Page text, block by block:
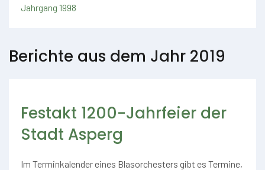
Jahrgang 1998
Berichte aus dem Jahr 2019
Festakt 1200-Jahrfeier der
Stadt Asperg
Im Terminkalender eines Blasorchesters gibt es Termine,